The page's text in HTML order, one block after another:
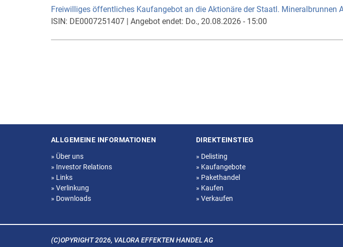
Freiwilliges öffentliches Kaufangebot an die Aktionäre der Staatl. Mineralbrunnen
ISIN: DE0007251407 | Angebot endet: Do., 20.08.2026 - 15:00
Seitenstruktur
ALLGEMEINE INFORMATIONEN
» Über uns
» Investor Relations
» Links
» Verlinkung
» Downloads
DIREKTEINSTIEG
» Delisting
» Kaufangebote
» Pakethandel
» Kaufen
» Verkaufen
(C)OPYRIGHT 2026, VALORA EFFEKTEN HANDEL AG